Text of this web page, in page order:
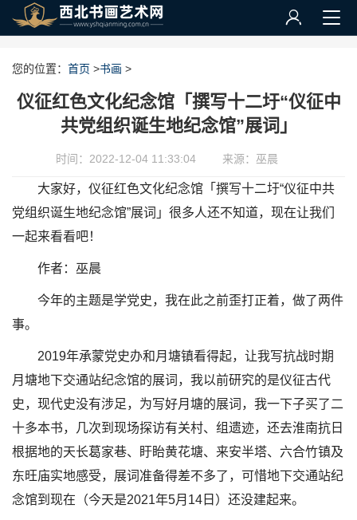
您的位置： 首页 >书画 >
仪征红色文化纪念馆「撰写十二圩“仪征中
共党组织诞生地纪念馆”展词」
时间：2022-12-04 11:33:04 来源：巫晨
大家好，仪征红色文化纪念馆「撰写十二圩“仪征中共
党组织诞生地纪念馆”展词」很多人还不知道，现在让我们
一起来看看吧！
作者：巫晨
今年的主题是学党史，我在此之前歪打正着，做了两件
事。
2019年承蒙党史办和月塘镇看得起，让我写抗战时期
月塘地下交通站纪念馆的展词，我以前研究的是仪征古代
史，现代史没有涉足，为写好月塘的展词，我一下子买了二
十多本书，几次到现场探访有关村、组遗迹，还去淮南抗日
根据地的天长葛家巷、盱眙黄花塘、来安半塔、六合竹镇及
东旺庙实地感受，展词准备得差不多了，可惜地下交通站纪
念馆到现在（今天是2021年5月14日）还没建起来。